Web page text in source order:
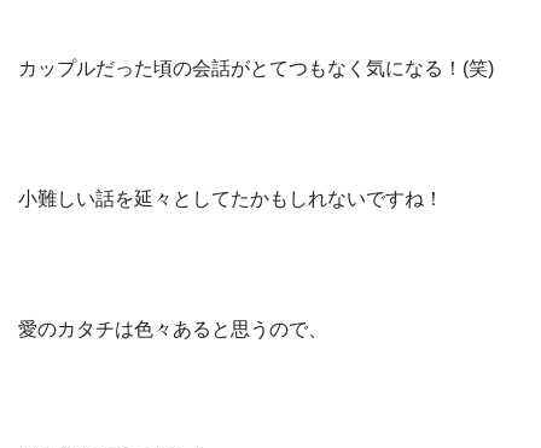
カップルだった頃の会話がとてつもなく気になる！(笑)
小難しい話を延々としてたかもしれないですね！
愛のカタチは色々あると思うので、